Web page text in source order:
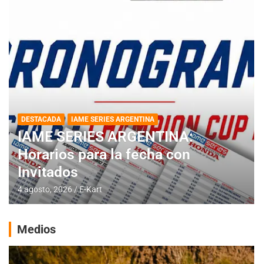
DESTACADA IAME SERIES ARGENTINA
IAME SERIES ARGENTINA:
Horarios para la fecha con
Invitados
4 agosto, 2026 E-Kart
Medios